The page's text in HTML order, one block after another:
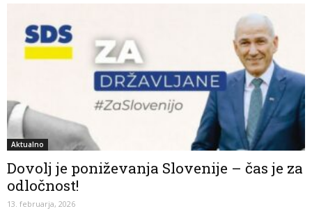
Aktualno
Dovolj je poniževanja Slovenije – čas je za
odločnost!
13. februarja, 2026